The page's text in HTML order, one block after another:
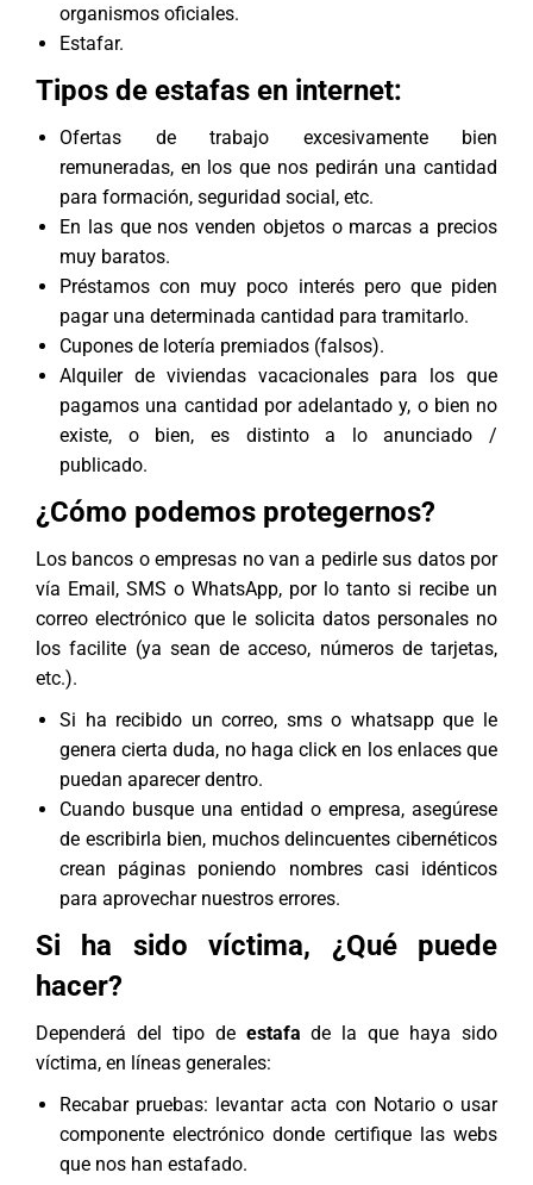
organismos oficiales.
Estafar.
Tipos de estafas en internet:
Ofertas de trabajo excesivamente bien
remuneradas, en los que nos pedirán una cantidad
para formación, seguridad social, etc.
En las que nos venden objetos o marcas a precios
muy baratos.
Préstamos con muy poco interés pero que piden
pagar una determinada cantidad para tramitarlo.
Cupones de lotería premiados (falsos).
Alquiler de viviendas vacacionales para los que
pagamos una cantidad por adelantado y, o bien no
existe, o bien, es distinto a lo anunciado /
publicado.
¿Cómo podemos protegernos?
Los bancos o empresas no van a pedirle sus datos por
vía Email, SMS o WhatsApp, por lo tanto si recibe un
correo electrónico que le solicita datos personales no
los facilite (ya sean de acceso, números de tarjetas,
etc.).
Si ha recibido un correo, sms o whatsapp que le
genera cierta duda, no haga click en los enlaces que
puedan aparecer dentro.
Cuando busque una entidad o empresa, asegúrese
de escribirla bien, muchos delincuentes cibernéticos
crean páginas poniendo nombres casi idénticos
para aprovechar nuestros errores.
Si ha sido víctima, ¿Qué puede
hacer?
Dependerá del tipo de estafa de la que haya sido
víctima, en líneas generales:
Recabar pruebas: levantar acta con Notario o usar
componente electrónico donde certifique las webs
que nos han estafado.